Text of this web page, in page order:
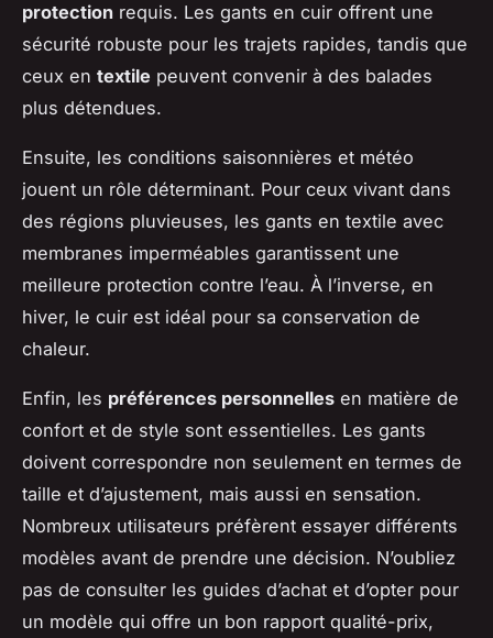
protection requis. Les gants en cuir offrent une
sécurité robuste pour les trajets rapides, tandis que
ceux en textile peuvent convenir à des balades
plus détendues.
Ensuite, les conditions saisonnières et météo
jouent un rôle déterminant. Pour ceux vivant dans
des régions pluvieuses, les gants en textile avec
membranes imperméables garantissent une
meilleure protection contre l’eau. À l’inverse, en
hiver, le cuir est idéal pour sa conservation de
chaleur.
Enfin, les préférences personnelles en matière de
confort et de style sont essentielles. Les gants
doivent correspondre non seulement en termes de
taille et d’ajustement, mais aussi en sensation.
Nombreux utilisateurs préfèrent essayer différents
modèles avant de prendre une décision. N’oubliez
pas de consulter les guides d’achat et d’opter pour
un modèle qui offre un bon rapport qualité-prix,